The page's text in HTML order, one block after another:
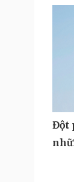
Đột